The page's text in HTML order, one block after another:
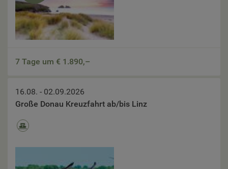
7 Tage um € 1.890,–
16.08. - 02.09.2026
Große Donau Kreuzfahrt ab/bis Linz